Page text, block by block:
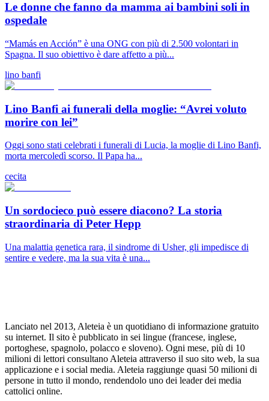
Le donne che fanno da mamma ai bambini soli in
ospedale
“Mamás en Acción” è una ONG con più di 2.500 volontari in
Spagna. Il suo obiettivo è dare affetto a più...
lino banfi
Lino Banfi ai funerali della moglie: “Avrei voluto
morire con lei”
Oggi sono stati celebrati i funerali di Lucia, la moglie di Lino Banfi,
morta mercoledì scorso. Il Papa ha...
cecita
Un sordocieco può essere diacono? La storia
straordinaria di Peter Hepp
Una malattia genetica rara, il sindrome di Usher, gli impedisce di
sentire e vedere, ma la sua vita è una...
Lanciato nel 2013, Aleteia è un quotidiano di informazione gratuito
su internet. Il sito è pubblicato in sei lingue (francese, inglese,
portoghese, spagnolo, polacco e sloveno). Ogni mese, più di 10
milioni di lettori consultano Aleteia attraverso il suo sito web, la sua
applicazione e i social media. Aleteia raggiunge quasi 50 milioni di
persone in tutto il mondo, rendendolo uno dei leader dei media
cattolici online.